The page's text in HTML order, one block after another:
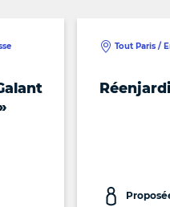
Tout Paris /